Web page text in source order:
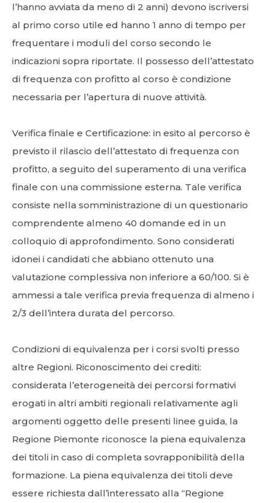
l’hanno avviata da meno di 2 anni) devono iscriversi
al primo corso utile ed hanno 1 anno di tempo per
frequentare i moduli del corso secondo le
indicazioni sopra riportate. Il possesso dell’attestato
di frequenza con profitto al corso è condizione
necessaria per l’apertura di nuove attività.
Verifica finale e Certificazione: in esito al percorso è
previsto il rilascio dell’attestato di frequenza con
profitto, a seguito del superamento di una verifica
finale con una commissione esterna. Tale verifica
consiste nella somministrazione di un questionario
comprendente almeno 40 domande ed in un
colloquio di approfondimento. Sono considerati
idonei i candidati che abbiano ottenuto una
valutazione complessiva non inferiore a 60/100. Si è
ammessi a tale verifica previa frequenza di almeno i
2/3 dell’intera durata del percorso.
Condizioni di equivalenza per i corsi svolti presso
altre Regioni. Riconoscimento dei crediti:
considerata l’eterogeneità dei percorsi formativi
erogati in altri ambiti regionali relativamente agli
argomenti oggetto delle presenti linee guida, la
Regione Piemonte riconosce la piena equivalenza
dei titoli in caso di completa sovrapponibilità della
formazione. La piena equivalenza dei titoli deve
essere richiesta dall’interessato alla “Regione